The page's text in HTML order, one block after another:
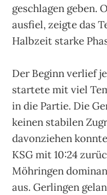
geschlagen geben.
ausfiel, zeigte das
Halbzeit starke
Der Beginn verlief
startete mit viel
in die Partie. Die
keinen stabilen
davonziehen
KSG mit 10:24
Möhringen
aus. Gerlingen